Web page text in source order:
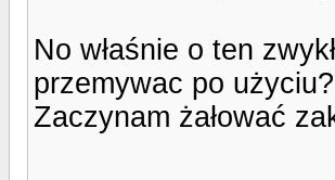
No właśnie o ten
przemywac po użyciu?
Zaczynam żałować